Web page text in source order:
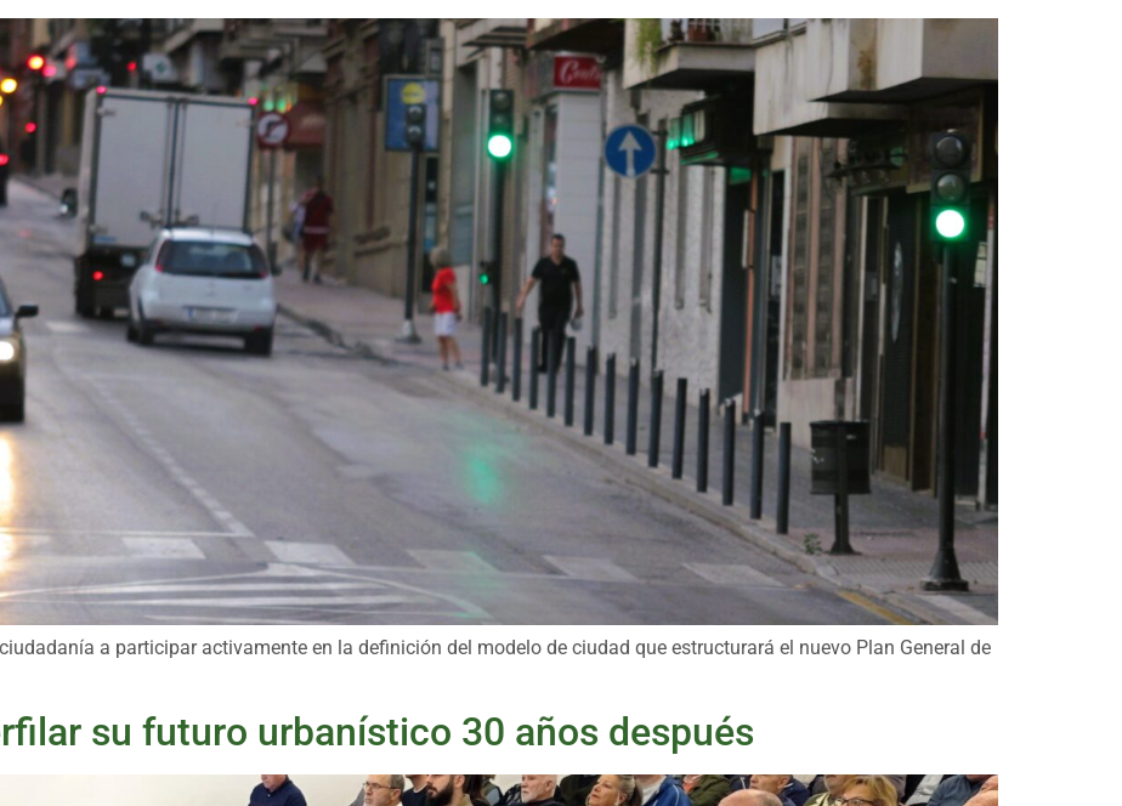
a participar activamente en la definición del modelo de ciudad que estructurará el nuevo Plan General de
su futuro urbanístico 30 años después